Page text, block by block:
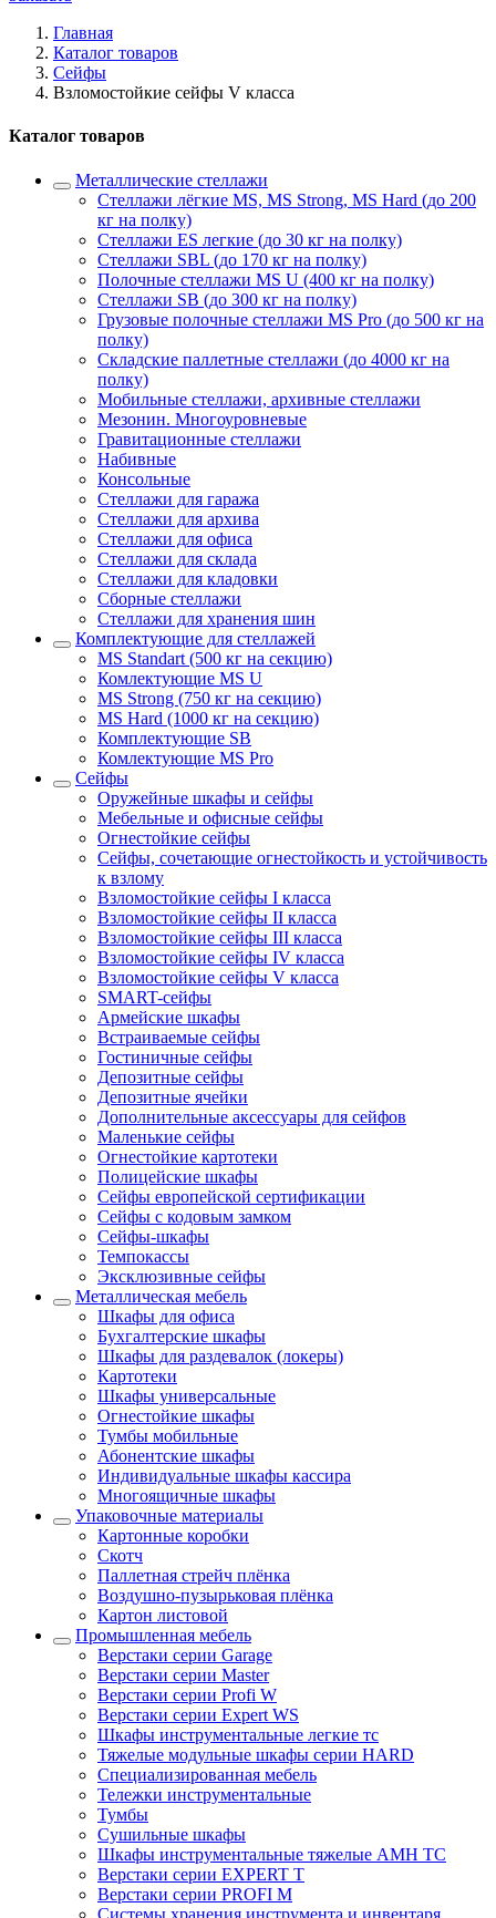
Главная
Каталог товаров
Сейфы
Взломостойкие сейфы V класса
Каталог товаров
Металлические стеллажи
Стеллажи лёгкие MS, MS Strong, MS Hard (до 200
кг на полку)
Стеллажи ES легкие (до 30 кг на полку)
Стеллажи SBL (до 170 кг на полку)
Полочные стеллажи MS U (400 кг на полку)
Стеллажи SB (до 300 кг на полку)
Грузовые полочные стеллажи MS Pro (до 500 кг на
полку)
Складские паллетные стеллажи (до 4000 кг на
полку)
Мобильные стеллажи, архивные стеллажи
Мезонин. Многоуровневые
Гравитационные стеллажи
Набивные
Консольные
Стеллажи для гаража
Стеллажи для архива
Стеллажи для офиса
Стеллажи для склада
Стеллажи для кладовки
Сборные стеллажи
Стеллажи для хранения шин
Комплектующие для стеллажей
MS Standart (500 кг на секцию)
Комлектующие MS U
MS Strong (750 кг на секцию)
MS Hard (1000 кг на секцию)
Комплектующие SB
Комлектующие MS Pro
Сейфы
Оружейные шкафы и сейфы
Мебельные и офисные сейфы
Огнестойкие сейфы
Сейфы, сочетающие огнестойкость и устойчивость
к взлому
Взломостойкие сейфы I класса
Взломостойкие сейфы II класса
Взломостойкие сейфы III класса
Взломостойкие сейфы IV класса
Взломостойкие сейфы V класса
SMART-сейфы
Армейские шкафы
Встраиваемые сейфы
Гостиничные сейфы
Депозитные сейфы
Депозитные ячейки
Дополнительные аксессуары для сейфов
Маленькие сейфы
Огнестойкие картотеки
Полицейские шкафы
Сейфы европейской сертификации
Сейфы с кодовым замком
Сейфы-шкафы
Темпокассы
Эксклюзивные сейфы
Металлическая мебель
Шкафы для офиса
Бухгалтерские шкафы
Шкафы для раздевалок (локеры)
Картотеки
Шкафы универсальные
Огнестойкие шкафы
Тумбы мобильные
Абонентские шкафы
Индивидуальные шкафы кассира
Многоящичные шкафы
Упаковочные материалы
Картонные коробки
Скотч
Паллетная стрейч плёнка
Воздушно-пузырьковая плёнка
Картон листовой
Промышленная мебель
Верстаки серии Garage
Верстаки серии Master
Верстаки серии Profi W
Верстаки серии Expert WS
Шкафы инструментальные легкие тс
Тяжелые модульные шкафы серии HARD
Cпециализированная мебель
Тележки инструментальные
Тумбы
Cушильные шкафы
Шкафы инструментальные тяжелые AMH TC
Верстаки серии EXPERT T
Верстаки серии PROFI M
Системы хранения инструмента и инвентаря